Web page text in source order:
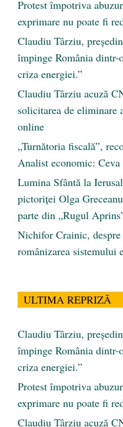
Protest împotriva
exprimare nu poate fi
Claudiu Târziu,
împinge România
criza energiei.”
Claudiu Târziu acuză
solicitarea de
online
„Turnătoria fiscală”,
Analist economic:
Lumina Sfântă la
pictoriței Olga
parte din „Rugul
Nichifor Crainic,
românizarea
ULTIMA REPRIZĂ
Claudiu Târziu,
împinge România
criza energiei.”
Protest împotriva
exprimare nu poate fi
Claudiu Târziu acuză